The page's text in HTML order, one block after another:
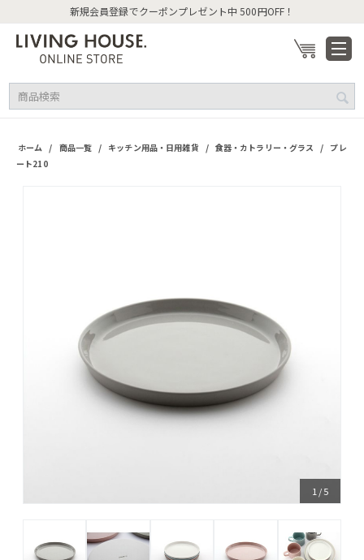
新規会員登録でクーポンプレゼント中 500円OFF！
ホーム / 商品一覧 / キッチン用品・日用雑貨 / 食器・カトラリー・グラス / プレ
ート210
1 /5